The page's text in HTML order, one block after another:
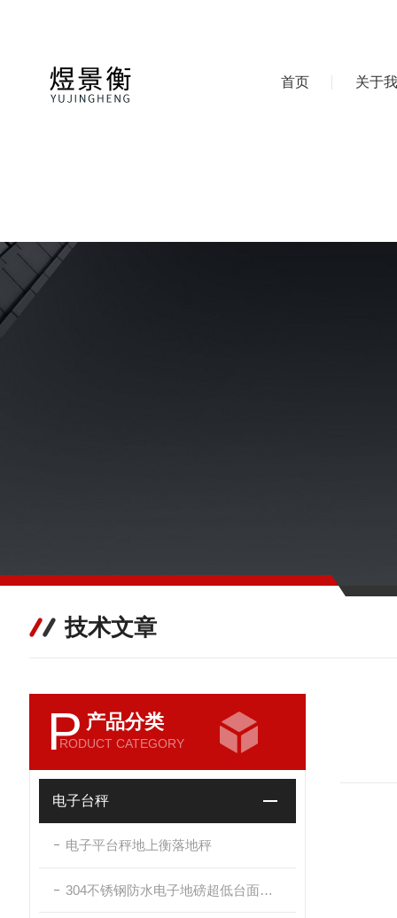
首页 关于
技术文章
P 产品分类
RODUCT CATEGORY
电子台秤
电子平台秤地上衡落地秤
304不锈钢防水电子地磅超低台面带斜坡